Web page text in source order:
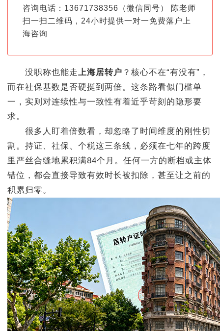
咨询电话：13671738356（微信同号） 陈老师
扫一扫二维码，24小时提供一对一免费落户上
海咨询
没职称也能走上海居转户 ？核心不在“有没有”，
而在社保基数是否硬挺到两倍。这条路看似门槛单
一，实则对连续性与一致性有着近乎苛刻的隐形要
求。
很多人盯着倍数看，却忽略了时间维度的刚性切
割。持证、社保、个税这三条线，必须在七年的跨度
里严丝合缝地累积满84个月。任何一方的断档或主体
错位，都会直接导致有效时长被扣除，甚至让之前的
积累归零。